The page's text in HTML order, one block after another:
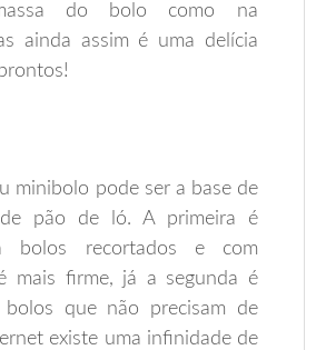
do bolo como na
ainda assim é uma delícia
minibolo pode ser a base de
pão de ló. A primeira é
bolos recortados e com
mais firme, já a segunda é
bolos que não precisam de
existe uma infinidade de